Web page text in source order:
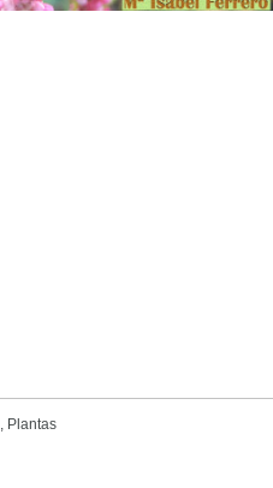
Plantas